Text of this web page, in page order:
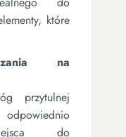
które
na
przytulnej
do